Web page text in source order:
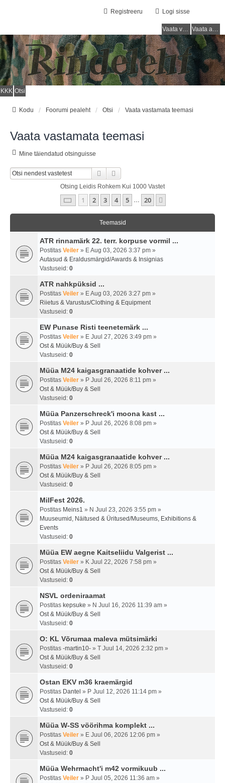
Logi sisse
Registreeru
Vaata vastamata teemasi Vaata aktiivseid teemasid
KKK Otsi
Kodu Foorumi pealeht Otsi Vaata vastamata teemasi
Vaata vastamata teemasi
Mine täiendatud otsinguisse
Otsi
Otsing Leidis Rohkem Kui 1000 Vastet
. Leht20 -st
1 2 3 4 5 … 20
Teemasid
ATR rinnamärk 22. terr. korpuse vormil ...
Postitas Veiler » E Aug 03, 2026 3:37 pm »
Autasud & Eraldusmärgid/Awards & Insignias
Vastuseid: 0
ATR nahkpüksid ...
Postitas Veiler » E Aug 03, 2026 3:27 pm »
Riietus & Varustus/Clothing & Equipment
Vastuseid: 0
EW Punase Risti teenetemärk ...
Postitas Veiler » E Juul 27, 2026 3:49 pm »
Ost & Müük/Buy & Sell
Vastuseid: 0
Müüa M24 kaigasgranaatide kohver ...
Postitas Veiler » P Juul 26, 2026 8:11 pm »
Ost & Müük/Buy & Sell
Vastuseid: 0
Müüa Panzerschreck'i moona kast ...
Postitas Veiler » P Juul 26, 2026 8:08 pm »
Ost & Müük/Buy & Sell
Vastuseid: 0
Müüa M24 kaigasgranaatide kohver ...
Postitas Veiler » P Juul 26, 2026 8:05 pm »
Ost & Müük/Buy & Sell
Vastuseid: 0
MilFest 2026.
Postitas Meins1 » N Juul 23, 2026 3:55 pm »
Muuseumid, Näitused & Üritused/Museums, Exhibitions &
Events
Vastuseid: 0
Müüa EW aegne Kaitseliidu Valgerist ...
Postitas Veiler » K Juul 22, 2026 7:58 pm »
Ost & Müük/Buy & Sell
Vastuseid: 0
NSVL ordeniraamat
Postitas kepsuke » N Juul 16, 2026 11:39 am »
Ost & Müük/Buy & Sell
Vastuseid: 0
O: KL Võrumaa maleva mütsimärki
Postitas -martin10- » T Juul 14, 2026 2:32 pm »
Ost & Müük/Buy & Sell
Vastuseid: 0
Ostan EKV m36 kraemärgid
Postitas Dantel » P Juul 12, 2026 11:14 pm »
Ost & Müük/Buy & Sell
Vastuseid: 0
Müüa W-SS vöörihma komplekt ...
Postitas Veiler » E Juul 06, 2026 12:06 pm »
Ost & Müük/Buy & Sell
Vastuseid: 0
Müüa Wehrmacht'i m42 vormikuub ...
Postitas Veiler » P Juul 05, 2026 11:36 am »